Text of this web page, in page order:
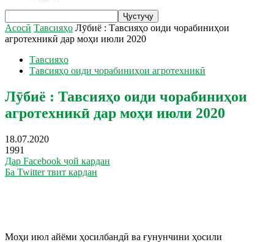
Асосӣ Тавсияҳо Лӯбиё : Тавсияҳо оиди чорабиниҳои
агротехникӣ дар моҳи июли 2020
Тавсияҳо
Тавсияҳо оиди чорабиниҳои агротехникӣ
Лӯбиё : Тавсияҳо оиди чорабиниҳои
агротехникӣ дар моҳи июли 2020
18.07.2020
1991
Дар Facebook ҷой кардан
Ба Twitter твит кардан
Моҳи июл айёми ҳосилбандӣ ва ғунунчини ҳосили